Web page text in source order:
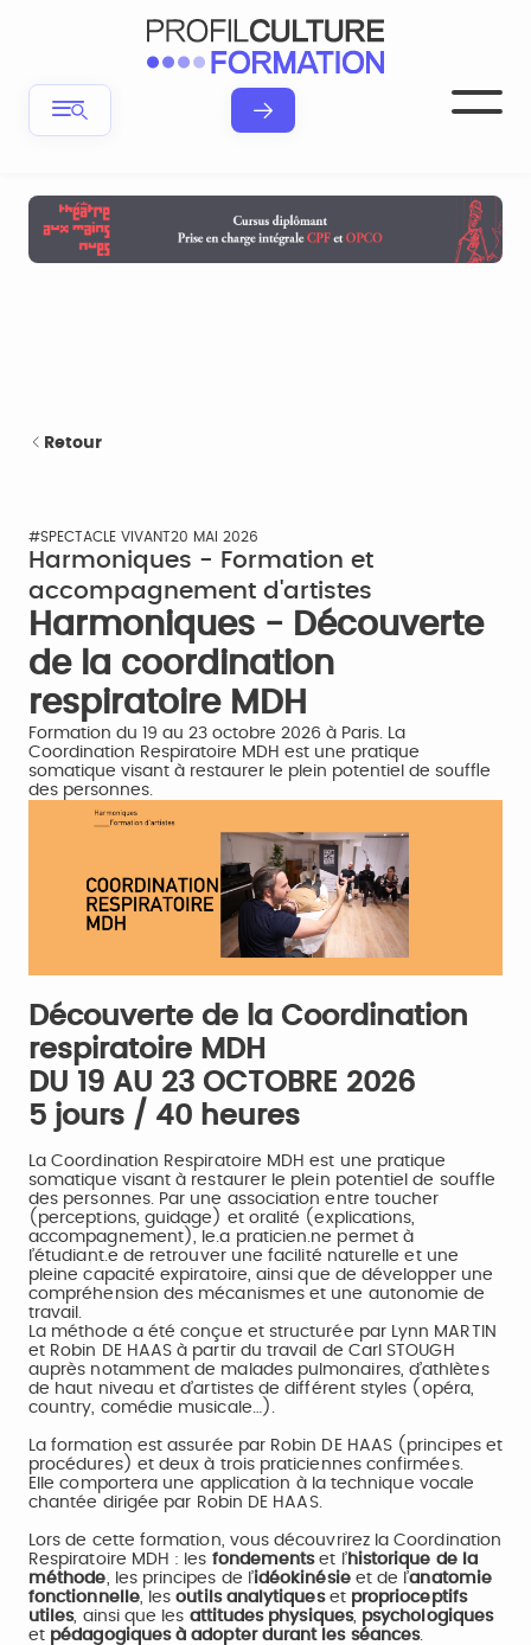
Retour
#SPECTACLE VIVANT20 MAI 2026
Harmoniques - Formation et
accompagnement d'artistes
Harmoniques - Découverte
de la coordination
respiratoire MDH
Formation du 19 au 23 octobre 2026 à Paris. La
Coordination Respiratoire MDH est une pratique
somatique visant à restaurer le plein potentiel de souffle
des personnes.
Découverte de la Coordination
respiratoire MDH
DU 19 AU 23 OCTOBRE 2026
5 jours / 40 heures
La Coordination Respiratoire MDH est une pratique
somatique visant à restaurer le plein potentiel de souffle
des personnes. Par une association entre toucher
(perceptions, guidage) et oralité (explications,
accompagnement), le.a praticien.ne permet à
l’étudiant.e de retrouver une facilité naturelle et une
pleine capacité expiratoire, ainsi que de développer une
compréhension des mécanismes et une autonomie de
travail.
La méthode a été conçue et structurée par Lynn MARTIN
et Robin DE HAAS à partir du travail de Carl STOUGH
auprès notamment de malades pulmonaires, d’athlètes
de haut niveau et d’artistes de différent styles (opéra,
country, comédie musicale…).
La formation est assurée par Robin DE HAAS (principes et
procédures) et deux à trois praticiennes confirmées.
Ellecomportera une application à la technique vocale
chantée dirigée par Robin DE HAAS.
Lors de cette formation, vous découvrirez la Coordination
Respiratoire MDH : les fondementset l’historique de la
méthode, les principes de l’idéokinésieet de l’anatomie
fonctionnelle, lesoutils analytiqueset proprioceptifs
utiles, ainsi que les attitudes physiques, psychologiques
et pédagogiques à adopter durant les séances.